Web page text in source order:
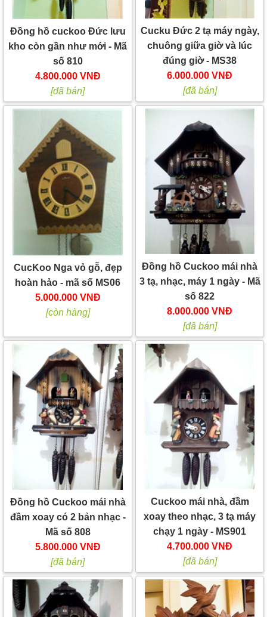
Đồng hồ cuckoo Đức lưu
kho còn gần như mới - Mã
số 810
4.800.000 VNĐ
[đã bán]
Cucku Đức 2 tạ máy ngày,
chuông giữa giờ và lúc
đúng giờ - MS38
6.000.000 VNĐ
[đã bán]
CucKoo Nga vỏ gỗ, đẹp
hoàn hảo - mã số MS06
5.000.000 VNĐ
[còn hàng]
Đồng hồ Cuckoo mái nhà
3 tạ, nhạc, máy 1 ngày - Mã
số 822
8.000.000 VNĐ
[đã bán]
Đồng hồ Cuckoo mái nhà
đầm xoay có 2 bản nhạc -
Mã số 808
5.800.000 VNĐ
[đã bán]
Cuckoo mái nhà, đầm
xoay theo nhạc, 3 tạ máy
chạy 1 ngày - MS901
4.700.000 VNĐ
[đã bán]